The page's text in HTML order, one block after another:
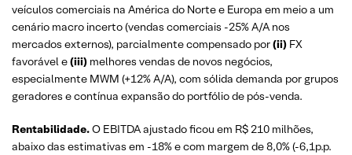
veículos comerciais na América do Norte e Europa em meio a um
cenário macro incerto (vendas comerciais -25% A/A nos
mercados externos), parcialmente compensado por(ii) FX
favorável e(iii) melhores vendas de novos negócios,
especialmente MWM (+12% A/A), com sólida demanda por grupos
geradores e contínua expansão do portfólio de pós-venda.
Rentabilidade.O EBITDA ajustado ficou em R$ 210 milhões,
abaixo das estimativas em -18% e com margem de 8,0% (-6,1p.p.